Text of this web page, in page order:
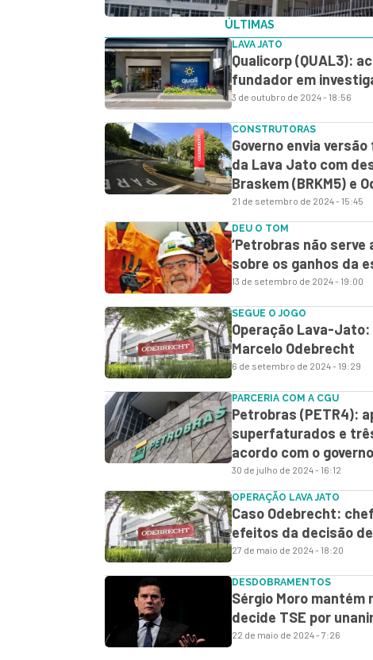
ÚLTIMAS
LAVA JATO
Qualicorp (QUAL3):
fundador em
3 de outubro de 2024 - 18:56
CONSTRUTORAS
Governo envia
da Lava Jato com
Braskem (BRKM5) e
21 de setembro de 2024 - 15:45
DEU O TOM
‘Petrobras não
sobre os ganhos da
13 de setembro de 2024 - 19:00
SEGUE O JOGO
Operação Lava-
Marcelo Odebrecht
6 de setembro de 2024 - 19:29
PARCERIA COM A CGU
Petrobras (PETR4):
superfaturados e
acordo com o
30 de julho de 2024 - 16:12
OPERAÇÃO LAVA JATO
Caso Odebrecht:
efeitos da decisão
27 de maio de 2024 - 18:20
DESDOBRAMENTOS
Sérgio Moro
decide TSE por
22 de maio de 2024 - 7:26